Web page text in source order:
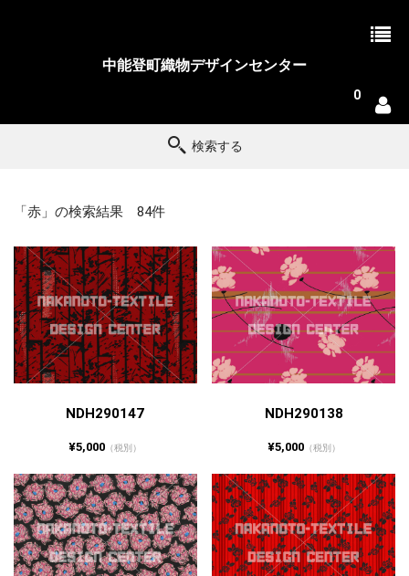
中能登町織物デザインセンター
0
検索する
「赤」の検索結果 84件
NDH290147
¥5,000 （税別）
NDH290138
¥5,000（税別）